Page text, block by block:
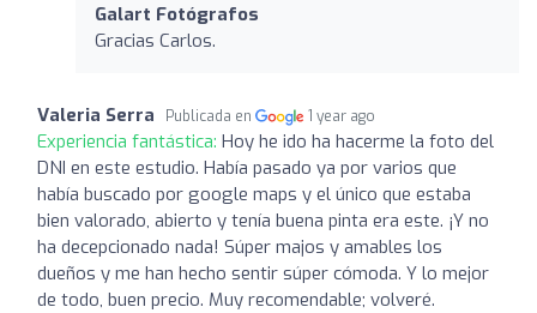
Galart Fotógrafos
Gracias Carlos.
Valeria Serra Publicada en 1 year ago
Experiencia fantástica: Hoy he ido ha hacerme la foto del
DNI en este estudio. Había pasado ya por varios que
había buscado por google maps y el único que estaba
bien valorado, abierto y tenía buena pinta era este. ¡Y no
ha decepcionado nada! Súper majos y amables los
dueños y me han hecho sentir súper cómoda. Y lo mejor
de todo, buen precio. Muy recomendable; volveré.